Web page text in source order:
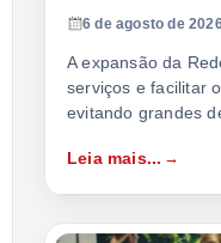
6 de agosto de
A expansão da
serviços e facilitar
evitando grandes
Leia mais...